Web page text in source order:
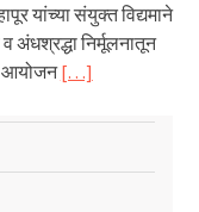
यांच्या संयुक्त विद्यमाने
अंधश्रद्धा निर्मूलनातून
आयोजन[…]